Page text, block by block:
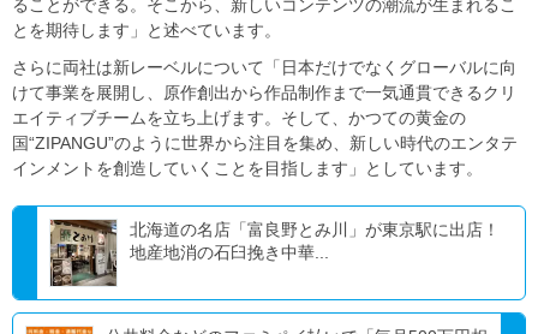
ることができる。そこから、新しいコンテンツの潮流が生まれるこ
とを期待します」と述べています。
さらに両社は新レーベルについて「日本だけでなくグローバルに向
けて事業を展開し、原作創出から作品制作まで一気通貫できるクリ
エイティブチームを立ち上げます。そして、かつての黄金の
国“ZIPANGU”のように世界から注目を集め、新しい時代のエンタテ
インメントを創造していくことを目指します」としています。
北海道の名店「富良野とみ川」が東京駅に出店！
地産地消の石臼挽き中華...